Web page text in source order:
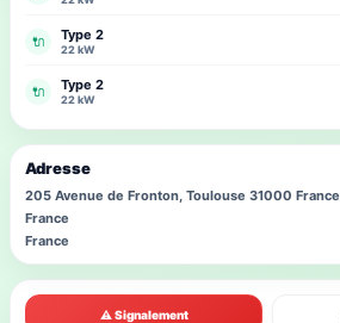
⚠ Signalement
🔌 Type 2
22 kW
🔌 Type 2
22 kW
Adresse
205 Avenue de Fronton, Toulouse 31000 France
France
France